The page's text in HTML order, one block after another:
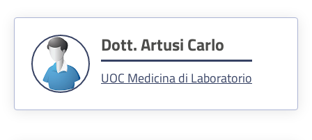
Dott. Artusi Carlo
UOC Medicina di Laboratorio